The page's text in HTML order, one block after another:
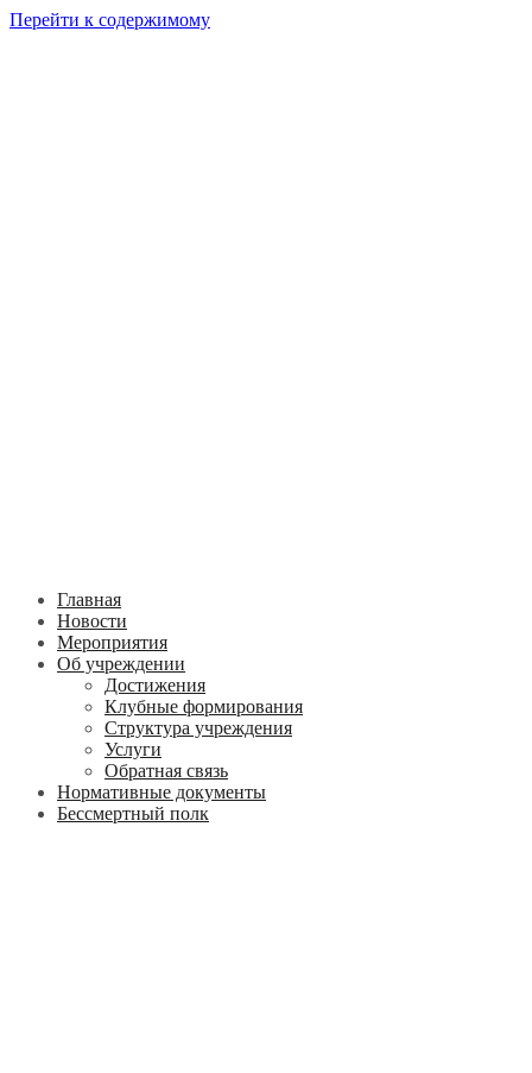
Перейти к содержимому
Главная
Новости
Мероприятия
Об учреждении
Достижения
Клубные формирования
Структура учреждения
Услуги
Обратная связь
Нормативные документы
Бессмертный полк